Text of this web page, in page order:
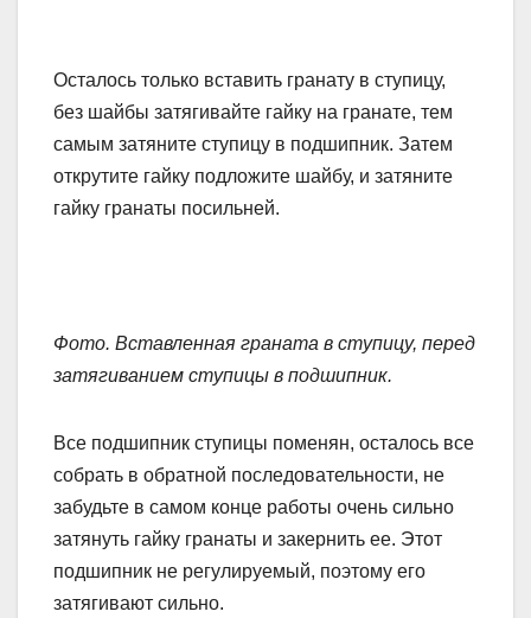
Осталось только вставить гранату в ступицу,
без шайбы затягивайте гайку на гранате, тем
самым затяните ступицу в подшипник. Затем
открутите гайку подложите шайбу, и затяните
гайку гранаты посильней.
Фото. Вставленная граната в ступицу, перед
затягиванием ступицы в подшипник.
Все подшипник ступицы поменян, осталось все
собрать в обратной последовательности, не
забудьте в самом конце работы очень сильно
затянуть гайку гранаты и закернить ее. Этот
подшипник не регулируемый, поэтому его
затягивают сильно.